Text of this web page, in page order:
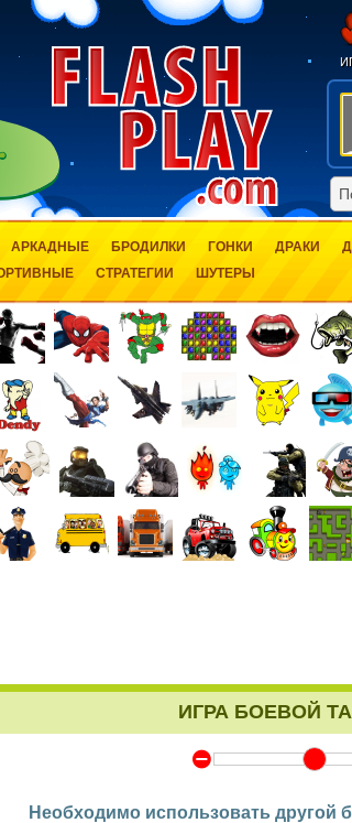
АРКАДНЫЕ БРОДИЛКИ ГОНКИ ДРАКИ
СТРАТЕГИИ ШУТЕРЫ
ИГРА БОЕВОЙ
Y
Необходимо использовать другой